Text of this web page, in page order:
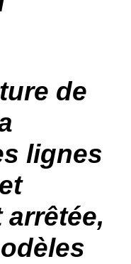
de
lignes